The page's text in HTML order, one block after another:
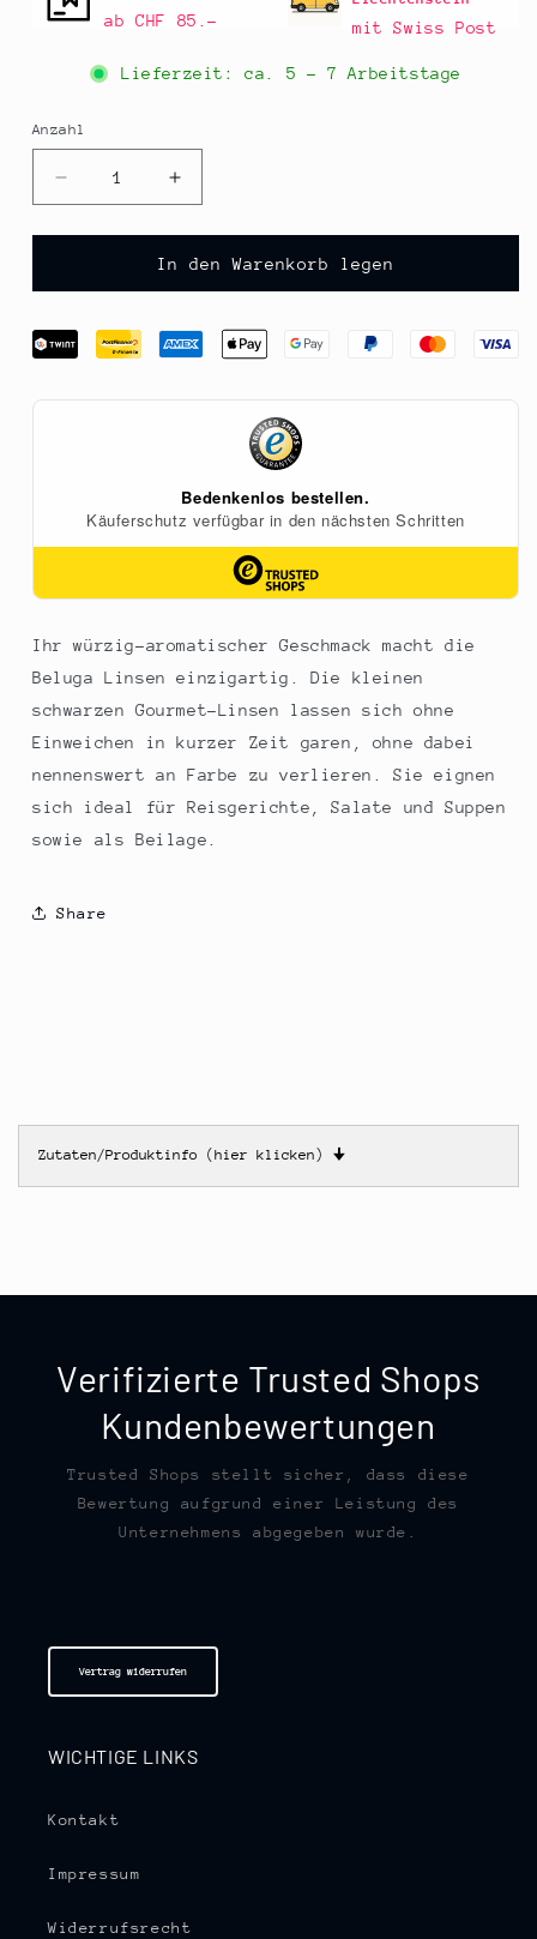
ab CHF 85.– mit Swiss Post
Lieferzeit: ca. 5 - 7 Arbeitstage
Anzahl
Anzahl
Verringere
die
Menge
Beluga
schwarz,
5
Erhöhe
die
Menge
für
Beluga
schwarz,
5
In den Warenkorb legen
Ihr würzig-aromatischer Geschmack macht die
Beluga Linsen einzigartig. Die kleinen
schwarzen Gourmet-Linsen lassen sich ohne
Einweichen in kurzer Zeit garen, ohne dabei
nennenswert an Farbe zu verlieren. Sie eignen
sich ideal für Reisgerichte, Salate und Suppen
sowie als Beilage.
Share
Zutaten/Produktinfo (hier klicken) 🠋
Verifizierte Trusted Shops
Kundenbewertungen
Trusted Shops stellt sicher, dass diese
Bewertung aufgrund einer Leistung des
Unternehmens abgegeben wurde.
Vertrag widerrufen
WICHTIGE LINKS
Kontakt
Impressum
Widerrufsrecht